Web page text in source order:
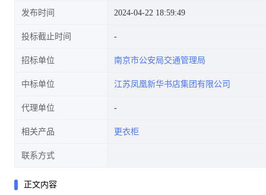
发布时间 2024-04-22 18:59:49
投标截止时间
招标单位 南京市公安局交通管理局
中标单位 江苏凤凰新华书店集团有限公司
代理单位
相关产品 更衣柜
联系方式
正文内容